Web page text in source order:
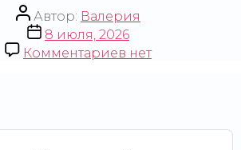
Автор: Валерия
8 июля, 2026
Комментариев нет